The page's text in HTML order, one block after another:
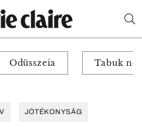
Odüsszeia Tabuk
JÓTÉKONYSÁG